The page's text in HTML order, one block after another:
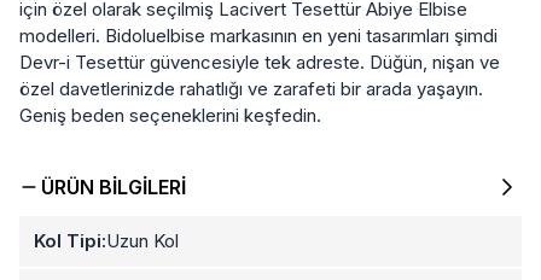
için özel olarak seçilmiş Lacivert Tesettür Abiye Elbise
modelleri. Bidoluelbise markasının en yeni tasarımları şimdi
Devr-i Tesettür güvencesiyle tek adreste. Düğün, nişan ve
özel davetlerinizde rahatlığı ve zarafeti bir arada yaşayın.
Geniş beden seçeneklerini keşfedin.
ÜRÜN BILGILERI
Kol Tipi:Uzun Kol